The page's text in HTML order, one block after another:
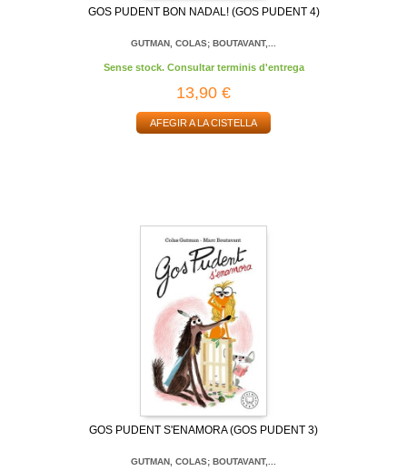
GOS PUDENT BON NADAL! (GOS PUDENT 4)
GUTMAN, COLAS; BOUTAVANT,...
Sense stock. Consultar terminis d'entrega
13,90 €
AFEGIR A LA CISTELLA
GOS PUDENT S'ENAMORA (GOS PUDENT 3)
GUTMAN, COLAS; BOUTAVANT,...